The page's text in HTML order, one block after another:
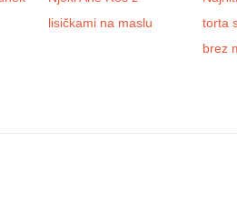
lisičkami na maslu
torta
brez